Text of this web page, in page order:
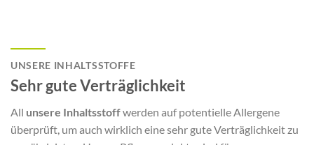
UNSERE INHALTSSTOFFE
Sehr gute Verträglichkeit
All unsere Inhaltsstoffwerden auf potentielle Allergene
überprüft, um auch wirklich eine sehr gute Verträglichkeit zu